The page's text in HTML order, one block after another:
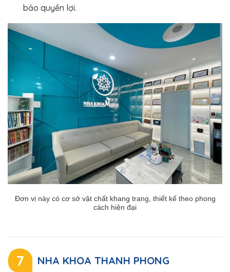
bảo quyền lợi.
Đơn vị này có cơ sở vật chất khang trang, thiết kế theo phong
cách hiện đại
7 NHA KHOA THANH PHONG